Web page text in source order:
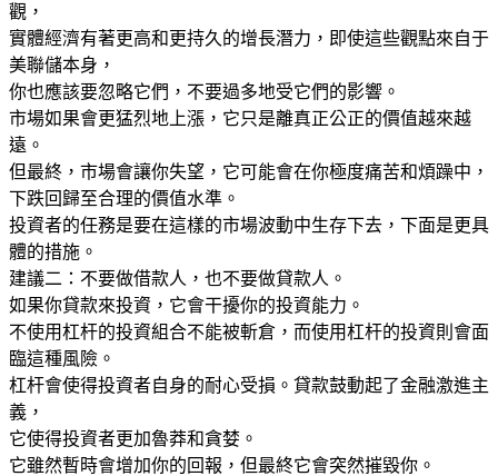
觀，
實體經濟有著更高和更持久的增長潛力，即使這些觀點來自于
美聯儲本身，
你也應該要忽略它們，不要過多地受它們的影響。
市場如果會更猛烈地上漲，它只是離真正公正的價值越來越
遠。
但最終，市場會讓你失望，它可能會在你極度痛苦和煩躁中，
下跌回歸至合理的價值水準。
投資者的任務是要在這樣的市場波動中生存下去，下面是更具
體的措施。
建議二：不要做借款人，也不要做貸款人。
如果你貸款來投資，它會干擾你的投資能力。
不使用杠杆的投資組合不能被斬倉，而使用杠杆的投資則會面
臨這種風險。
杠杆會使得投資者自身的耐心受損。貸款鼓動起了金融激進主
義，
它使得投資者更加魯莽和貪婪。
它雖然暫時會增加你的回報，但最終它會突然摧毀你。